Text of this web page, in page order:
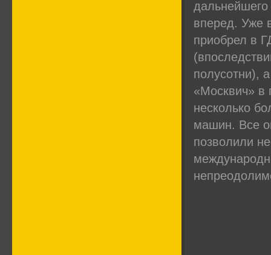
дальнейшего
вперед. Уже
приобрел в
полусотни),
«Москвич» в
несколько
машин. Все
позволили